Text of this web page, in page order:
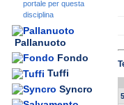
Pallanuoto
Fondo
Tuffi
Syncro